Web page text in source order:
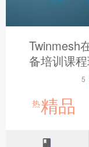
Twinmesh
备培训课
5
热精品